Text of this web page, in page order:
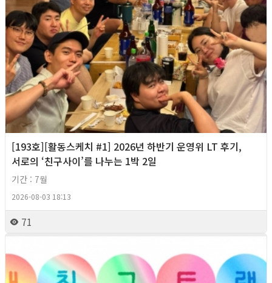
[193호][활동스케치 #1] 2026년 하반기 운영위 LT 후기,
서로의 ‘친구사이’를 나누는 1박 2일
기간 : 7월
2026-08-03 18:13
71